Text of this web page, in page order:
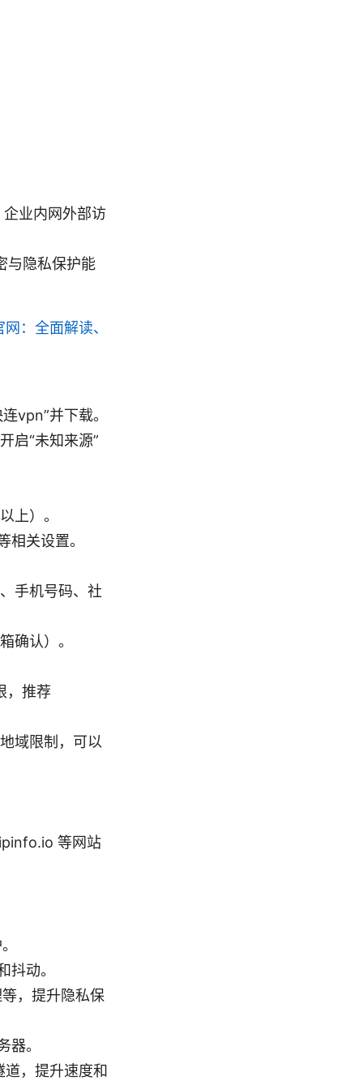
业内网外部访
与隐私保护能
：全面解读、
vpn”并下载。
启“未知来源”
上）。
相关设置。
手机号码、社
确认）。
，推荐
域限制，可以
等网站
动。
，提升隐私保
器。
，提升速度和